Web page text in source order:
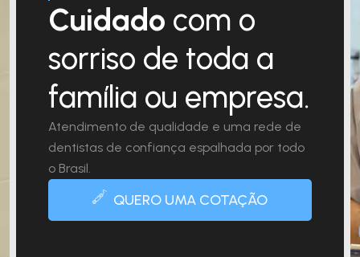
Cuidado com o
sorriso de toda a
família ou empresa.
Atendimento de qualidade e uma rede de
dentistas de confiança espalhada por todo
o Brasil.
QUERO UMA COTAÇÃO